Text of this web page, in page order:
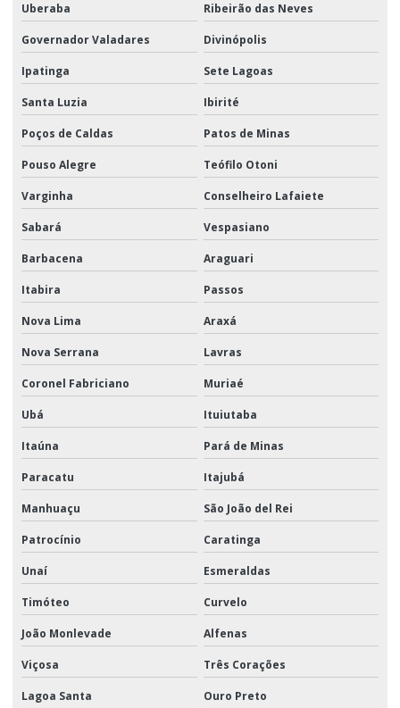
Uberaba Ribeirão das Neves
Governador Valadares Divinópolis
Ipatinga Sete Lagoas
Santa Luzia Ibirité
Poços de Caldas Patos de Minas
Pouso Alegre Teófilo Otoni
Varginha Conselheiro Lafaiete
Sabará Vespasiano
Barbacena Araguari
Itabira Passos
Nova Lima Araxá
Nova Serrana Lavras
Coronel Fabriciano Muriaé
Ubá Ituiutaba
Itaúna Pará de Minas
Paracatu Itajubá
Manhuaçu São João del Rei
Patrocínio Caratinga
Unaí Esmeraldas
Timóteo Curvelo
João Monlevade Alfenas
Viçosa Três Corações
Lagoa Santa Ouro Preto